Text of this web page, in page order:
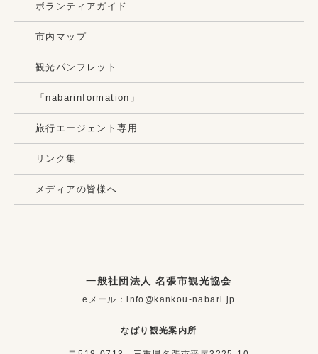
ボランティアガイド
市内マップ
観光パンフレット
「nabarinformation」
旅行エージェント専用
リンク集
メディアの皆様へ
一般社団法人 名張市観光協会
eメール：info@kankou-nabari.jp
なばり観光案内所